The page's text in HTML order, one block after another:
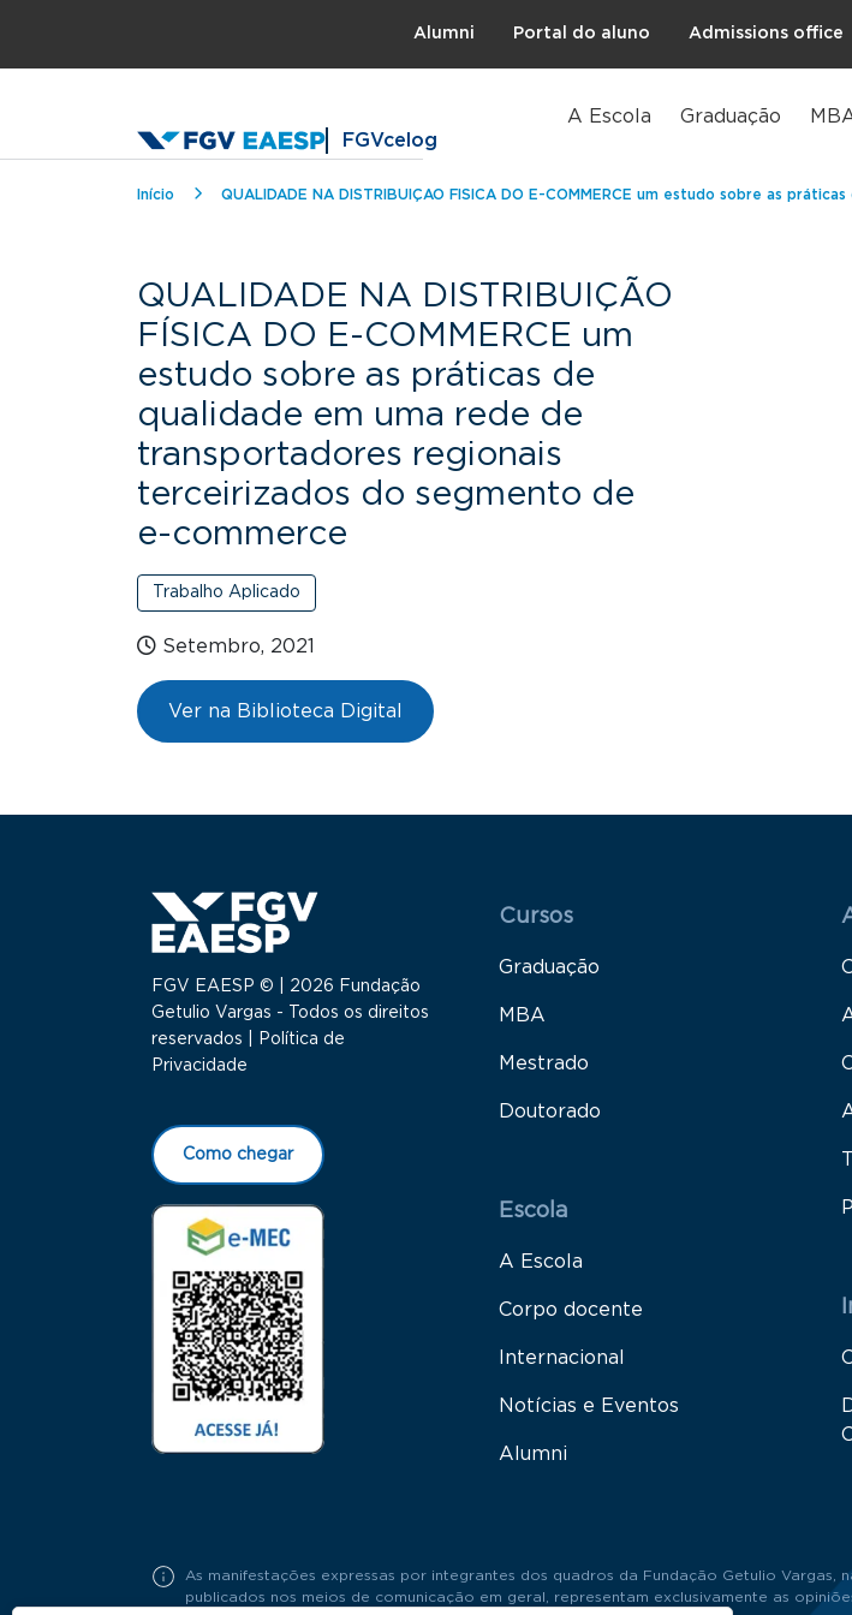
Alumni Portal do aluno Admissions office
FGVcelog
A Escola Graduação
Trilha de navegação
Início QUALIDADE NA DISTRIBUIÇÃO FÍSICA DO E-COMMERCE um estudo sobre as práticas de
QUALIDADE NA DISTRIBUIÇÃO
FÍSICA DO E-COMMERCE um
estudo sobre as práticas de
qualidade em uma rede de
transportadores regionais
terceirizados do segmento de
e-commerce
Trabalho Aplicado
Setembro, 2021
Ver na Biblioteca Digital
FGV EAESP © | 2026 Fundação
Getulio Vargas - Todos os direitos
reservados |
Política de
Privacidade
Como chegar
Menu Rodapé 1
Cursos
Graduação
MBA
Mestrado
Doutorado
Escola
A Escola
Corpo docente
Internacional
Notícias e Eventos
Alumni
As manifestações expressas por integrantes dos quadros da Fundação Getulio
publicados nos meios de comunicação em geral, representam exclusivamente as